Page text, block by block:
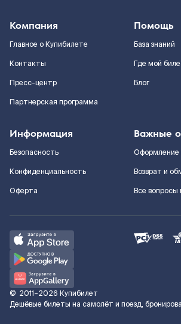
Компания
Главное о Купибилете
Контакты
Пресс-центр
Партнерская программа
Помощь
База знаний
Где мой
Блог
Информация
Безопасность
Конфиденциальность
Оферта
Важные
Оформление
Возврат и
Все вопросы
© 2011–2026 Купибилет
Дешёвые билеты на самолёт и поезд,